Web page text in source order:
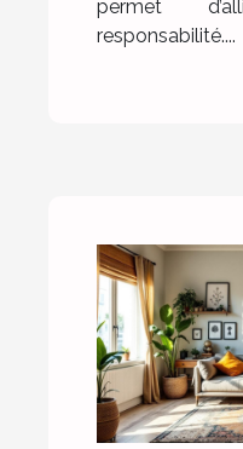
permet
responsabilité....